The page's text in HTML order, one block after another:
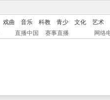
戏曲 音乐 科教 青少 文化
艺术
直播中国 赛事直播 网络